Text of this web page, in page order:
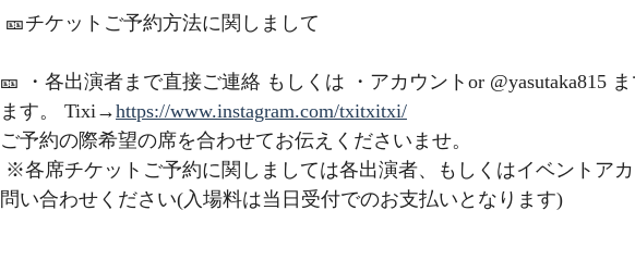
🎫チケットご予約方法に関しまして
🎫 ・各出演者まで直接ご連絡 もしくは ・アカウントor @yasutaka815
ます。 Tixi→https://www.instagram.com/txitxitxi/
ご予約の際希望の席を合わせてお伝えくださいませ。
問い合わせください(入場料は当日受付でのお支払いとなります)